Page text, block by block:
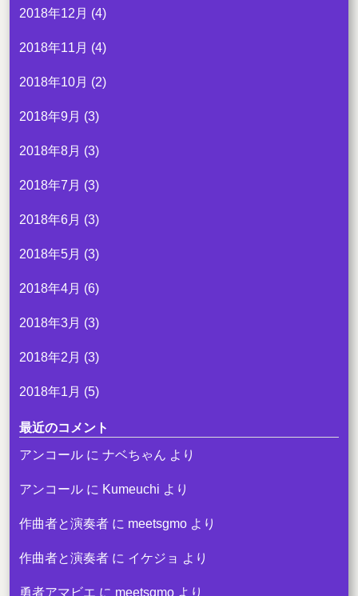
2018年12月 (4)
2018年11月 (4)
2018年10月 (2)
2018年9月 (3)
2018年8月 (3)
2018年7月 (3)
2018年6月 (3)
2018年5月 (3)
2018年4月 (6)
2018年3月 (3)
2018年2月 (3)
2018年1月 (5)
最近のコメント
アンコール に ナベちゃん より
アンコール に Kumeuchi より
作曲者と演奏者 に meetsgmo より
作曲者と演奏者 に イケジョ より
勇者アマビエ に meetsgmo より